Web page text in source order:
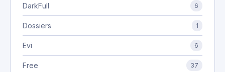
DarkFull 6
Dossiers 1
Evi 6
Free 37